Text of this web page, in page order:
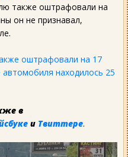
также оштрафовали на
он не признавал,
оштрафовали на 17
автомобиля находилось 25
в
и Твиттере.